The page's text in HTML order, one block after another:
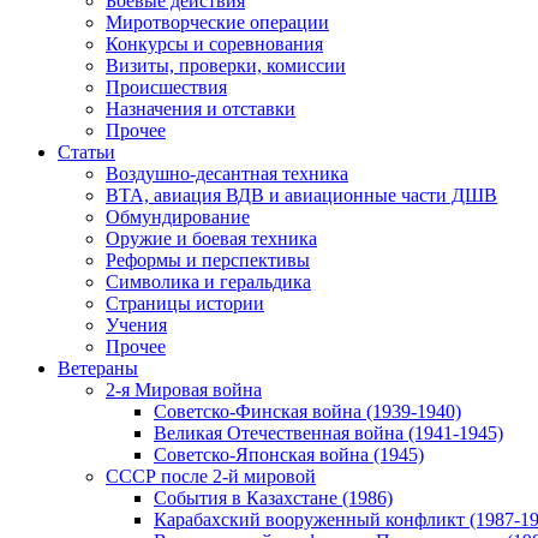
Миротворческие операции
Конкурсы и соревнования
Визиты, проверки, комиссии
Происшествия
Назначения и отставки
Прочее
Статьи
Воздушно-десантная техника
ВТА, авиация ВДВ и авиационные части ДШВ
Обмундирование
Оружие и боевая техника
Реформы и перспективы
Символика и геральдика
Страницы истории
Учения
Прочее
Ветераны
2-я Мировая война
Советско-Финская война (1939-1940)
Великая Отечественная война (1941-1945)
Советско-Японская война (1945)
СССР после 2-й мировой
События в Казахстане (1986)
Карабахский вооруженный конфликт (1987-